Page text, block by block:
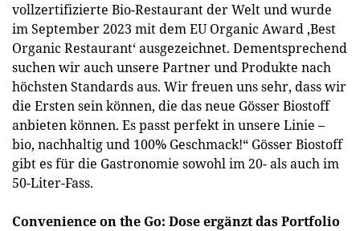
vollzertifizierte Bio-Restaurant der Welt und wurde
im September 2023 mit dem EU Organic Award ‚Best
Organic Restaurant‘ ausgezeichnet. Dementsprechend
suchen wir auch unsere Partner und Produkte nach
höchsten Standards aus. Wir freuen uns sehr, dass wir
die Ersten sein können, die das neue Gösser Biostoff
anbieten können. Es passt perfekt in unsere Linie –
bio, nachhaltig und 100% Geschmack!“ Gösser Biostoff
gibt es für die Gastronomie sowohl im 20- als auch im
50-Liter-Fass.
Convenience on the Go: Dose ergänzt das Portfolio